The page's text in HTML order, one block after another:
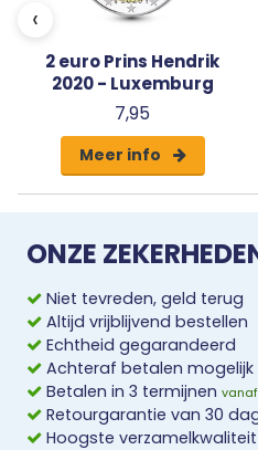
‹
2 euro Prins Hendrik
2020 - Luxemburg
7,95
Meer info
ONZE
Niet tevreden, geld terug
Altijd vrijblijvend bestellen
Echtheid gegarandeerd
Achteraf betalen mogelijk
Betalen in 3 termijnen
Retourgarantie van 30
Hoogste verzamelkwaliteit